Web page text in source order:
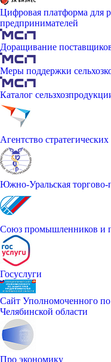
Цифровая платформа для
предпринимателей
Доращивание
Меры поддержки
Каталог
Агентство
Южно-Уральская
Союз промышленников и
Госуслуги
Сайт Уполномоченного
Челябинской области
Про экономику